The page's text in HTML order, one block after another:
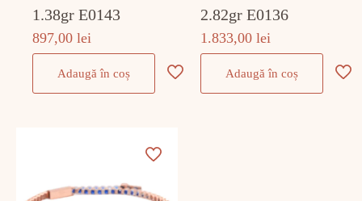
1.38gr E0143
897,00lei
Adaugă în coș
2.82gr E0136
1.833,00lei
Adaugă în coș